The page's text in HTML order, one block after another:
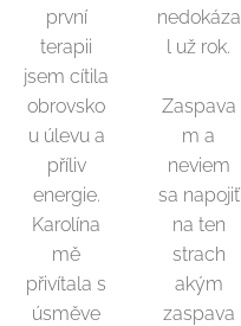
první
terapii
jsem cítila
obrovsko
u úlevu a
příliv
energie.
Karolína
mě
přivítala s
úsměve
nedokáza
l už rok.
Zaspava
m a
neviem
sa napojiť
na ten
strach
akým
zaspava